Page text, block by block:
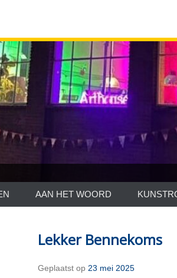
AAN HET WOORD
Lekker Bennekoms
Geplaatst op 23 mei 2025